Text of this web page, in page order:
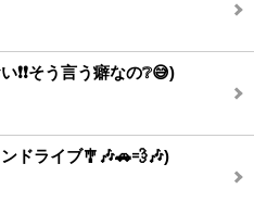
そう言う癖なの❔😅)
ドライブ🎐🎶🚗💨🎶)